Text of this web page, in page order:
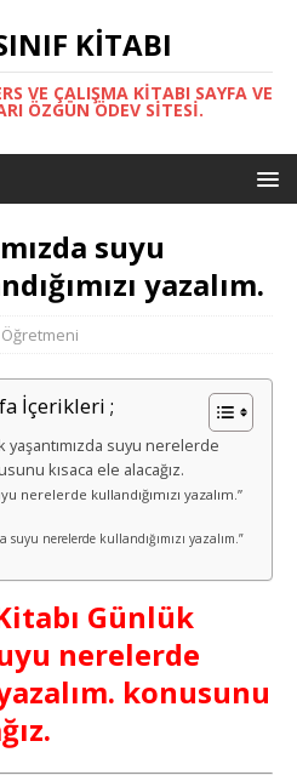
KITABI
VE ÇALIŞMA KITABI SAYFA VE
ÖZGÜN ÖDEV SITESI.
suyu
yazalım.
İçerikleri ;
yaşantımızda suyu nerelerde
kısaca ele alacağız.
nerelerde kullandığımızı yazalım.”
suyu nerelerde kullandığımızı yazalım.”
Günlük
nerelerde
konusunu